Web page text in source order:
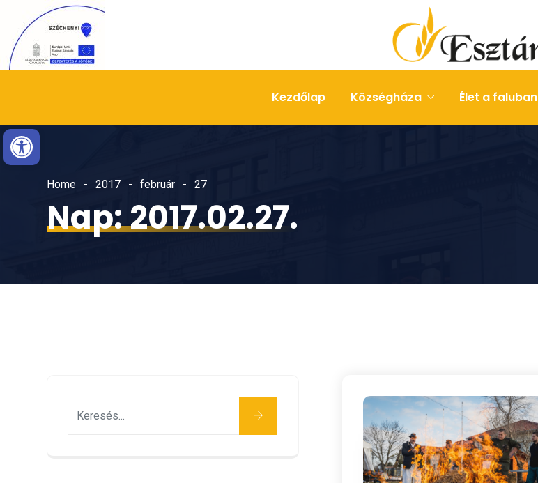
Eszköztár megnyitása
Content
navigációhoz
Kezdőlap Községháza Élet a faluban
Home 2017 február 27
Nap:2017.02.27.